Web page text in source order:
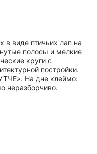
в виде птичьих лап на
полосы и мелкие
круги с
постройки.
На дне клеймо:
неразборчиво.